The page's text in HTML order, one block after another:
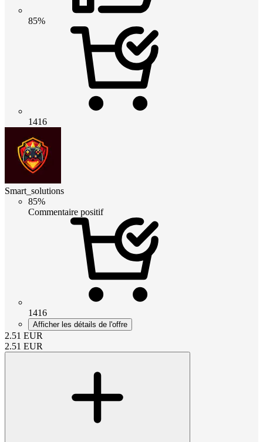
85%
1416
Smart_solutions
85%
Commentaire positif
1416
Afficher les détails de l'offre
2.51 EUR
2.51 EUR